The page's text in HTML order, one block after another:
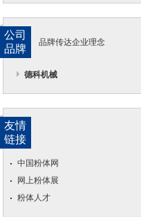
公司
品牌
品牌传达企业理念
德科机械
友情
链接
中国粉体网
网上粉体展
粉体人才